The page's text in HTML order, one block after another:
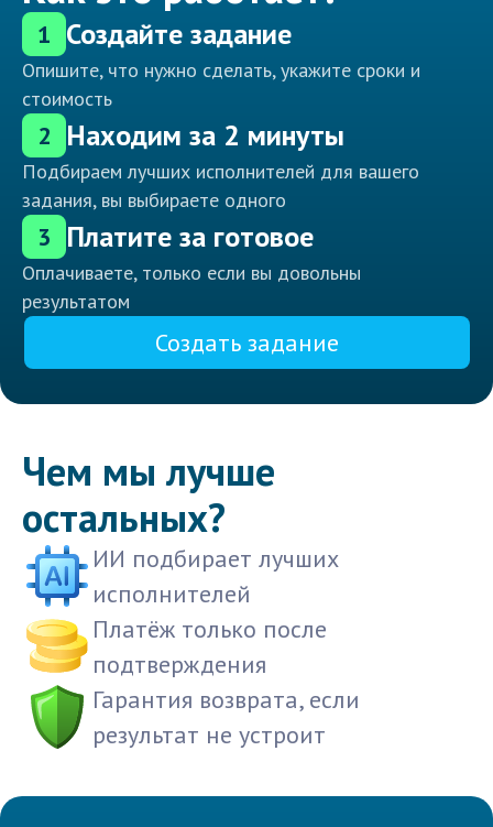
1 Создайте задание
Опишите, что нужно сделать, укажите сроки и
стоимость
2 Находим за 2 минуты
Подбираем лучших исполнителей для вашего
задания, вы выбираете одного
3 Платите за готовое
Оплачиваете, только если вы довольны
результатом
Создать задание
Чем мы лучше
остальных?
ИИ подбирает лучших
исполнителей
Платёж только после
подтверждения
Гарантия возврата, если
результат не устроит